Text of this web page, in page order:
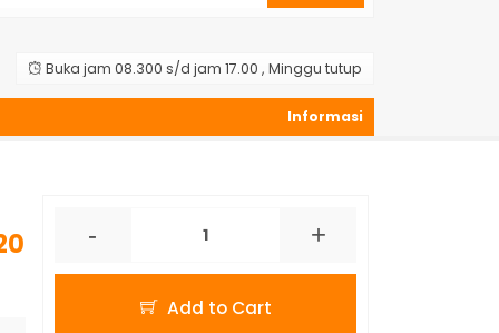
Buka jam 08.300 s/d jam 17.00 , Minggu tutup
- +
Add to Cart